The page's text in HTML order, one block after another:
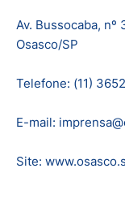
Av. Bussocaba,
Osasco/SP
Telefone: (11)
E-mail:
Site: